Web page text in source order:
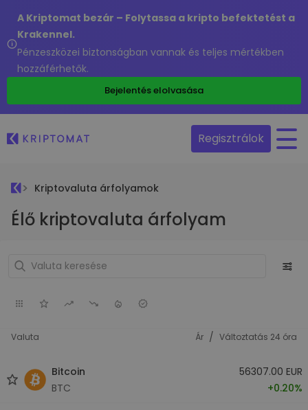
A Kriptomat bezár – Folytassa a kripto befektetést a
Krakennel.
Pénzeszközei biztonságban vannak és teljes mértékben
hozzáférhetők.
Bejelentés elolvasása
Regisztrálok
Kriptovaluta árfolyamok
Élő kriptovaluta árfolyam
Valuta Ár / Változtatás 24 óra
Bitcoin
BTC
56307.00 EUR
+0.20%